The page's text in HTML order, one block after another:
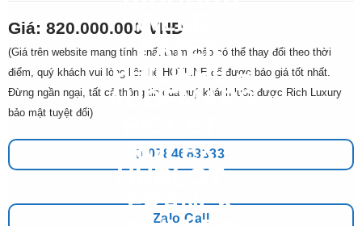
Giá: 820.000.000 VNĐ
(Giá trên website mang tính chất tham khảo có thể thay đổi theo thời
điểm, quý khách vui lòng liên hệ HOTLINE để được báo giá tốt nhất.
Đừng ngần ngại, tất cả thông tin của quý khách luôn được Rich Luxury
bảo mật tuyệt đối)
0784683333
Zalo Call